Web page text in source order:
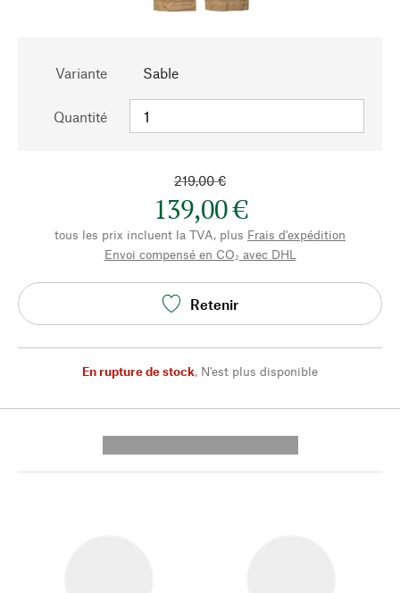
Variante Sable
Quantité
219,00 €
139,00 €
tous les prix incluent la TVA, plus Frais d'expédition
Envoi compensé en CO₂ avec DHL
Retenir
En rupture de stock, N'est plus disponible